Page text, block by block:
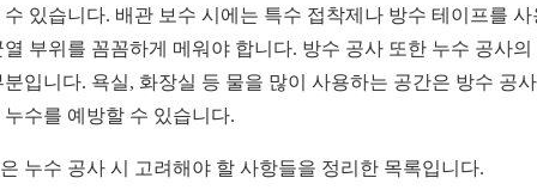
수 있습니다. 배관 보수 시에는 특수 접착제나 방수 테이프를 사
열 부위를 꼼꼼하게 메워야 합니다. 방수 공사 또한 누수 공사의
분입니다. 욕실, 화장실 등 물을 많이 사용하는 공간은 방수 공
누수를 예방할 수 있습니다.
누수 공사 시 고려해야 할 사항들을 정리한 목록입니다.